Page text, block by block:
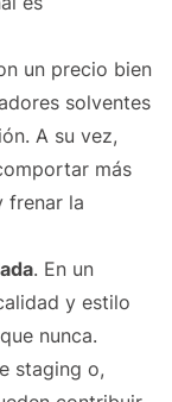
un precio bien
solventes
A su vez,
más
frenar la
. En un
y estilo
nunca.
staging o,